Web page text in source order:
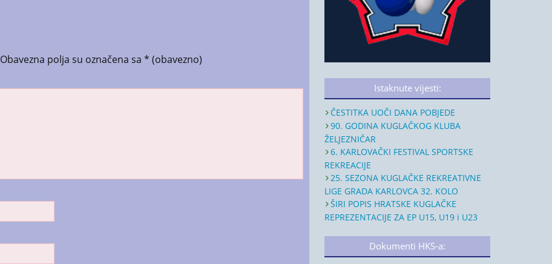
Obavezna polja su označena sa * (obavezno)
Istaknute vijesti:
ČESTITKA UOČI DANA POBJEDE
90. GODINA KUGLAČKOG KLUBA
ŽELJEZNIČAR
6. KARLOVAČKI FESTIVAL SPORTSKE
REKREACIJE
25. SEZONA KUGLAČKE REKREATIVNE
LIGE GRADA KARLOVCA 32. KOLO
ŠIRI POPIS HRATSKE KUGLAČKE
REPREZENTACIJE ZA EP U15, U19 i U23
Dokumenti HKS-a: